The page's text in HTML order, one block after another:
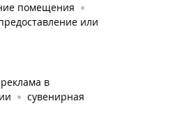
помещения
или
реклама в
сувенирная